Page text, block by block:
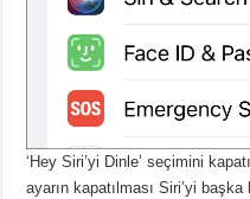
‘Hey Siri’yi Dinle’ seçimini
ayarın kapatılması Siri’yi